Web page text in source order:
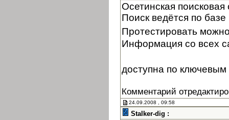
Осетинская
Поиск ведётся по
Протестировать
Информация со всех
доступна по
Комментарий
24.09.2008 , 09:58
Stalker-dig :